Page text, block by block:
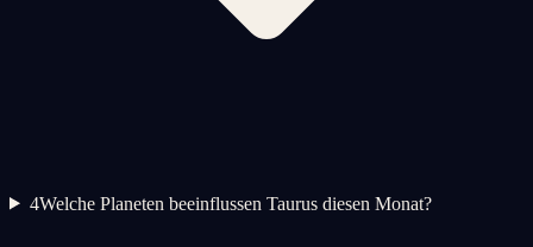
4Welche Planeten beeinflussen Taurus diesen Monat?